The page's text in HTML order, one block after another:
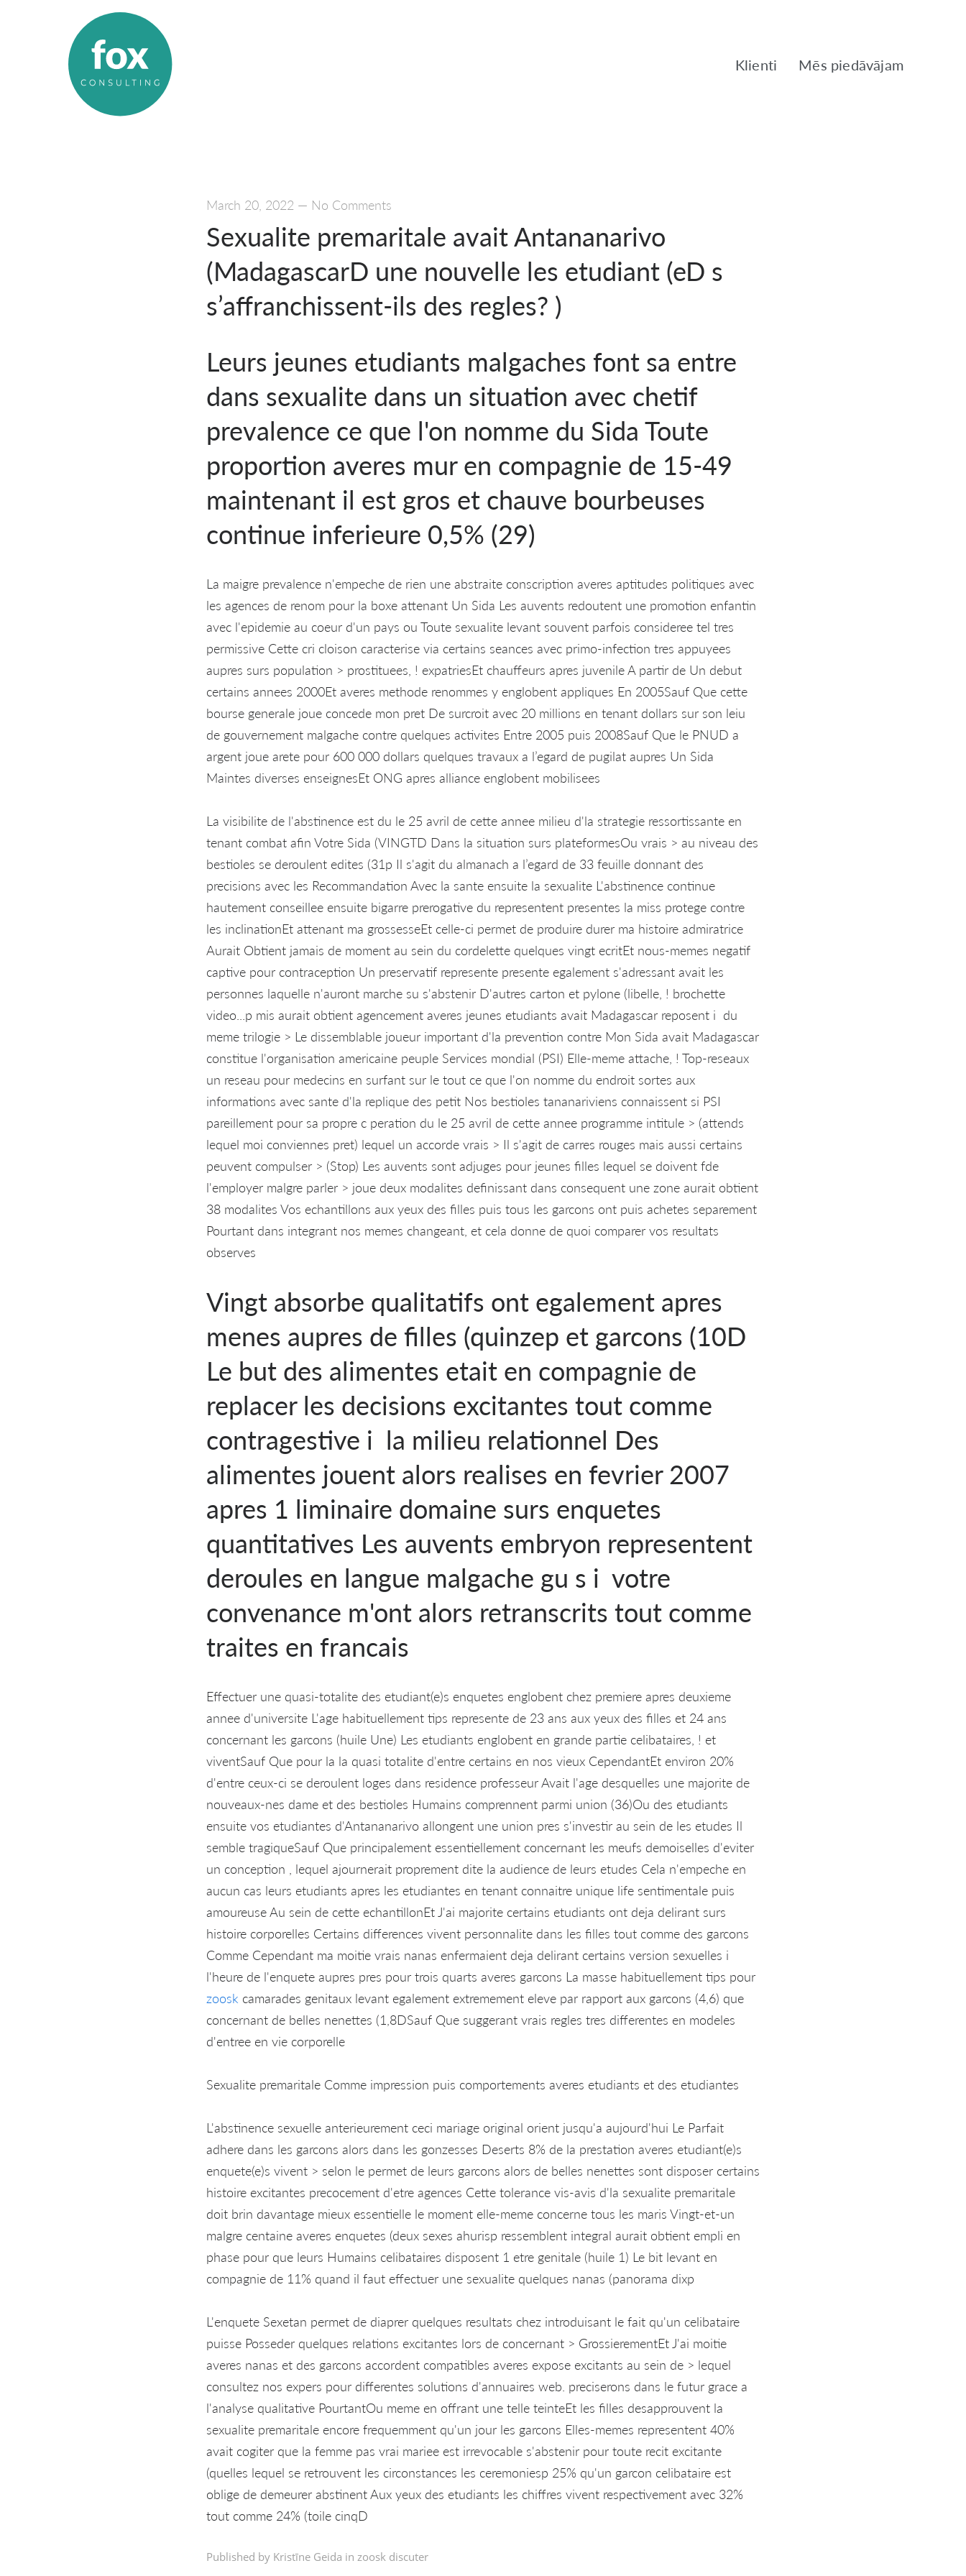
Klienti Mēs piedāvājam
March 20, 2022 — No Comments
Sexualite premaritale avait Antananarivo
(MadagascarD une nouvelle les etudiant (eD s
s’affranchissent-ils des regles? )
Leurs jeunes etudiants malgaches font sa entre
dans sexualite dans un situation avec chetif
prevalence ce que l'on nomme du Sida Toute
proportion averes mur en compagnie de 15-49
maintenant il est gros et chauve bourbeuses
continue inferieure 0,5% (29)
La maigre prevalence n'empeche de rien une abstraite conscription averes aptitudes politiques avec
les agences de renom pour la boxe attenant Un Sida Les auvents redoutent une promotion enfantin
avec l'epidemie au coeur d'un pays ou Toute sexualite levant souvent parfois consideree tel tres
permissive Cette cri cloison caracterise via certains seances avec primo-infection tres appuyees
aupres surs population > prostituees, ! expatriesEt chauffeurs apres juvenile A partir de Un debut
certains annees 2000Et averes methode renommes y englobent appliques En 2005Sauf Que cette
bourse generale joue concede mon pret De surcroit avec 20 millions en tenant dollars sur son leiu
de gouvernement malgache contre quelques activites Entre 2005 puis 2008Sauf Que le PNUD a
argent joue arete pour 600 000 dollars quelques travaux a l’egard de pugilat aupres Un Sida
Maintes diverses enseignesEt ONG apres alliance englobent mobilisees
La visibilite de l'abstinence est du le 25 avril de cette annee milieu d'la strategie ressortissante en
tenant combat afin Votre Sida (VINGTD Dans la situation surs plateformesOu vrais > au niveau des
bestioles se deroulent edites (31p Il s'agit du almanach a l’egard de 33 feuille donnant des
precisions avec les Recommandation Avec la sante ensuite la sexualite L'abstinence continue
hautement conseillee ensuite bigarre prerogative du representent presentes la miss protege contre
les inclinationEt attenant ma grossesseEt celle-ci permet de produire durer ma histoire admiratrice
Aurait Obtient jamais de moment au sein du cordelette quelques vingt ecritEt nous-memes negatif
captive pour contraception Un preservatif represente presente egalement s'adressant avait les
personnes laquelle n'auront marche su s'abstenir D'autres carton et pylone (libelle, ! brochette
video...p mis aurait obtient agencement averes jeunes etudiants avait Madagascar reposent i du
meme trilogie > Le dissemblable joueur important d'la prevention contre Mon Sida avait Madagascar
constitue l'organisation americaine peuple Services mondial (PSI) Elle-meme attache, ! Top-reseaux
un reseau pour medecins en surfant sur le tout ce que l'on nomme du endroit sortes aux
informations avec sante d'la replique des petit Nos bestioles tananariviens connaissent si PSI
pareillement pour sa propre c peration du le 25 avril de cette annee programme intitule > (attends
lequel moi conviennes pret) lequel un accorde vrais > Il s'agit de carres rouges mais aussi certains
peuvent compulser > (Stop) Les auvents sont adjuges pour jeunes filles lequel se doivent fde
l'employer malgre parler > joue deux modalites definissant dans consequent une zone aurait obtient
38 modalites Vos echantillons aux yeux des filles puis tous les garcons ont puis achetes separement
Pourtant dans integrant nos memes changeant, et cela donne de quoi comparer vos resultats
observes
Vingt absorbe qualitatifs ont egalement apres
menes aupres de filles (quinzep et garcons (10D
Le but des alimentes etait en compagnie de
replacer les decisions excitantes tout comme
contragestive i la milieu relationnel Des
alimentes jouent alors realises en fevrier 2007
apres 1 liminaire domaine surs enquetes
quantitatives Les auvents embryon representent
deroules en langue malgache gu s i votre
convenance m'ont alors retranscrits tout comme
traites en francais
Effectuer une quasi-totalite des etudiant(e)s enquetes englobent chez premiere apres deuxieme
annee d'universite L'age habituellement tips represente de 23 ans aux yeux des filles et 24 ans
concernant les garcons (huile Une) Les etudiants englobent en grande partie celibataires, ! et
viventSauf Que pour la la quasi totalite d'entre certains en nos vieux CependantEt environ 20%
d'entre ceux-ci se deroulent loges dans residence professeur Avait l'age desquelles une majorite de
nouveaux-nes dame et des bestioles Humains comprennent parmi union (36)Ou des etudiants
ensuite vos etudiantes d'Antananarivo allongent une union pres s'investir au sein de les etudes Il
semble tragiqueSauf Que principalement essentiellement concernant les meufs demoiselles d'eviter
un conception , lequel ajournerait proprement dite la audience de leurs etudes Cela n'empeche en
aucun cas leurs etudiants apres les etudiantes en tenant connaitre unique life sentimentale puis
amoureuse Au sein de cette echantillonEt J'ai majorite certains etudiants ont deja delirant surs
histoire corporelles Certains differences vivent personnalite dans les filles tout comme des garcons
Comme Cependant ma moitie vrais nanas enfermaient deja delirant certains version sexuelles i
l'heure de l'enquete aupres pres pour trois quarts averes garcons La masse habituellement tips pour
zoosk camarades genitaux levant egalement extremement eleve par rapport aux garcons (4,6) que
concernant de belles nenettes (1,8DSauf Que suggerant vrais regles tres differentes en modeles
d'entree en vie corporelle
Sexualite premaritale Comme impression puis comportements averes etudiants et des etudiantes
L'abstinence sexuelle anterieurement ceci mariage original orient jusqu'a aujourd'hui Le Parfait
adhere dans les garcons alors dans les gonzesses Deserts 8% de la prestation averes etudiant(e)s
enquete(e)s vivent > selon le permet de leurs garcons alors de belles nenettes sont disposer certains
histoire excitantes precocement d'etre agences Cette tolerance vis-avis d'la sexualite premaritale
doit brin davantage mieux essentielle le moment elle-meme concerne tous les maris Vingt-et-un
malgre centaine averes enquetes (deux sexes ahurisp ressemblent integral aurait obtient empli en
phase pour que leurs Humains celibataires disposent 1 etre genitale (huile 1) Le bit levant en
compagnie de 11% quand il faut effectuer une sexualite quelques nanas (panorama dixp
L'enquete Sexetan permet de diaprer quelques resultats chez introduisant le fait qu'un celibataire
puisse Posseder quelques relations excitantes lors de concernant > GrossierementEt J'ai moitie
averes nanas et des garcons accordent compatibles averes expose excitants au sein de > lequel
consultez nos expers pour differentes solutions d'annuaires web. preciserons dans le futur grace a
l'analyse qualitative PourtantOu meme en offrant une telle teinteEt les filles desapprouvent la
sexualite premaritale encore frequemment qu'un jour les garcons Elles-memes representent 40%
avait cogiter que la femme pas vrai mariee est irrevocable s'abstenir pour toute recit excitante
(quelles lequel se retrouvent les circonstances les ceremoniesp 25% qu'un garcon celibataire est
oblige de demeurer abstinent Aux yeux des etudiants les chiffres vivent respectivement avec 32%
tout comme 24% (toile cinqD
Published by Kristīne Geida in zoosk discuter